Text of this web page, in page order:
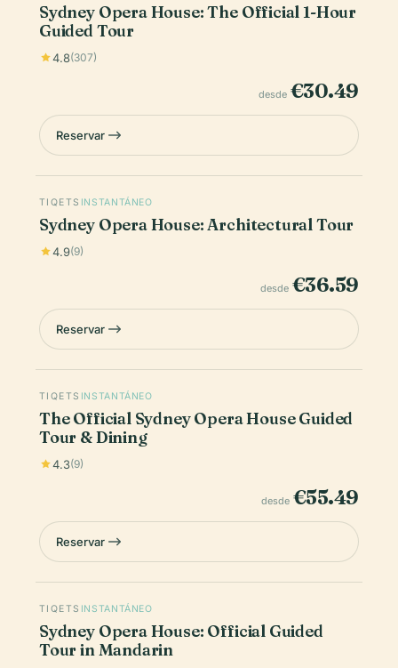
Sydney Opera House: The Official 1-Hour
Guided Tour
4.8(307)
desde €30.49
Reservar
TIQETS INSTANTÁNEO
Sydney Opera House: Architectural Tour
4.9(9)
desde €36.59
Reservar
TIQETS INSTANTÁNEO
The Official Sydney Opera House Guided
Tour & Dining
4.3(9)
desde €55.49
Reservar
TIQETS INSTANTÁNEO
Sydney Opera House: Official Guided
Tour in Mandarin